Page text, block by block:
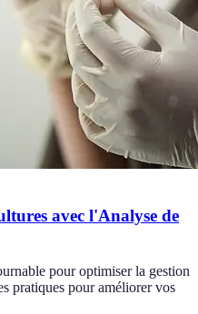
avec l'Analyse de
pour optimiser la gestion
pratiques pour améliorer vos